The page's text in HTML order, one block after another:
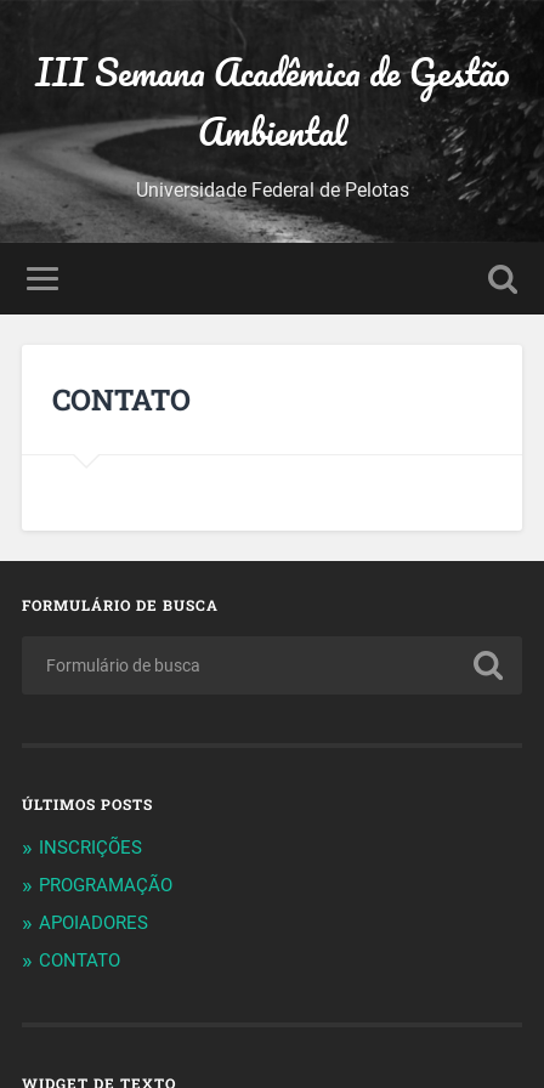
III Semana Acadêmica de Gestão
Ambiental
Universidade Federal de Pelotas
CONTATO
FORMULÁRIO DE BUSCA
ÚLTIMOS POSTS
INSCRIÇÕES
PROGRAMAÇÃO
APOIADORES
CONTATO
WIDGET DE TEXTO